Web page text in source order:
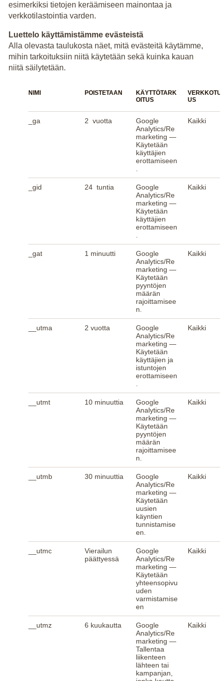
esimerkiksi tietojen keräämiseen mainontaa ja
verkkotilastointia varden.
Luettelo käyttämistämme evästeistä
Alla olevasta taulukosta näet, mitä evästeitä käytämme,
mihin tarkoituksiin niitä käytetään sekä kuinka kauan
niitä säilytetään.
NIMI POISTETAAN
KÄYTTÖTARK
OITUS
US
_ga 2 vuotta
Google
Analytics/Re
marketing —
Käytetään
käyttäjien
erottamiseen
Kaikki
_gid 24 tuntia
Google
Analytics/Re
marketing —
Käytetään
käyttäjien
erottamiseen
Kaikki
_gat 1 minuutti
Google
Analytics/Re
marketing —
Käytetään
pyyntöjen
määrän
rajoittamisee
n.
Kaikki
__utma 2 vuotta
Google
Analytics/Re
marketing —
Käytetään
käyttäjien ja
istuntojen
erottamiseen
Kaikki
__utmt 10 minuuttia
Google
Analytics/Re
marketing —
Käytetään
pyyntöjen
määrän
rajoittamisee
n.
Kaikki
__utmb 30 minuuttia
Google
Analytics/Re
marketing —
Käytetään
uusien
käyntien
tunnistamise
en.
Kaikki
__utmc
Vierailun
päättyessä
Google
Analytics/Re
marketing —
Käytetään
yhteensopivu
uden
varmistamise
en
Kaikki
__utmz 6 kuukautta
Google
Analytics/Re
marketing —
Tallentaa
liikenteen
lähteen tai
kampanjan,
Kaikki